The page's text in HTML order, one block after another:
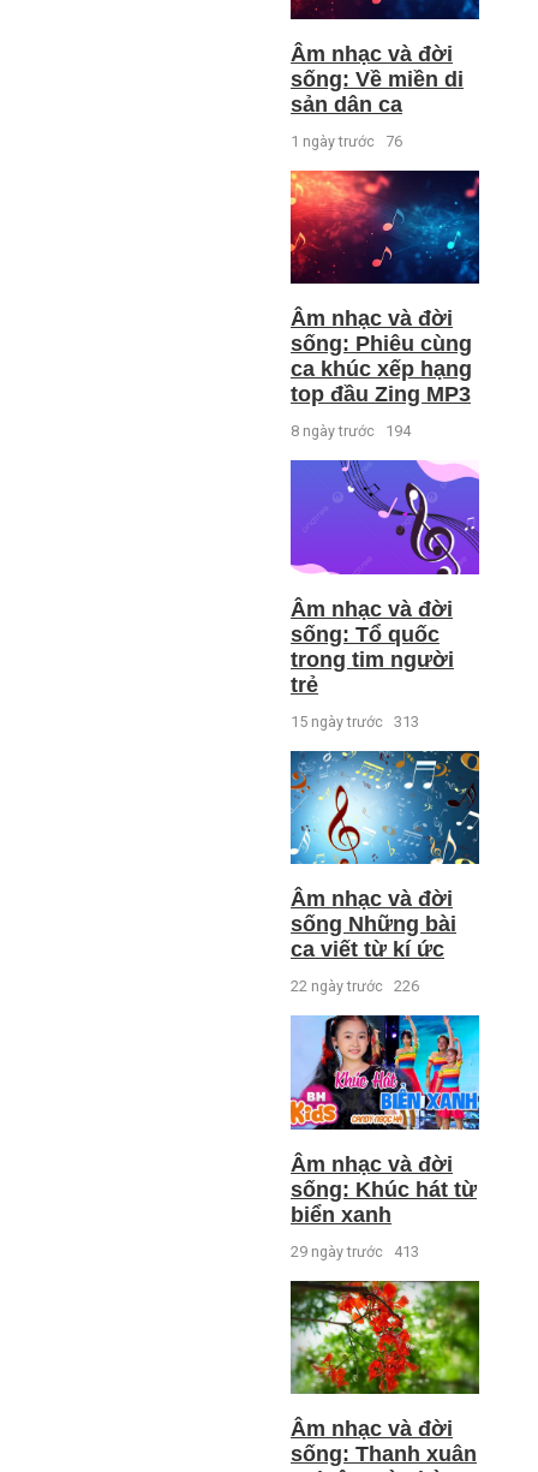
Âm nhạc và đời
sống: Về miền di
sản dân ca
1 ngày trước 76
Âm nhạc và đời
sống: Phiêu cùng
ca khúc xếp hạng
top đầu Zing MP3
8 ngày trước 194
Âm nhạc và đời
sống: Tổ quốc
trong tim người
trẻ
15 ngày trước 313
Âm nhạc và đời
sống Những bài
ca viết từ kí ức
22 ngày trước 226
Âm nhạc và đời
sống: Khúc hát từ
biển xanh
29 ngày trước 413
Âm nhạc và đời
sống: Thanh xuân